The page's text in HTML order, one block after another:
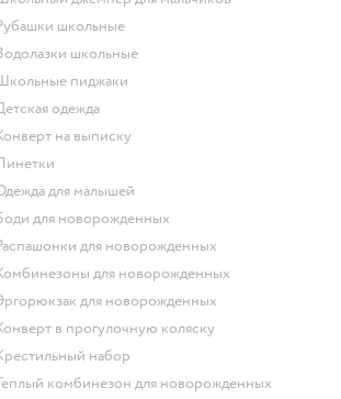
Рубашки школьные
Водолазки школьные
Школьные пиджаки
Детская одежда
Конверт на выписку
Пинетки
Одежда для малышей
Боди для новорожденных
Распашонки для новорожденных
Комбинезоны для новорожденных
Эргорюкзак для новорожденных
Конверт в прогулочную коляску
Крестильный набор
Теплый комбинезон для новорожденных